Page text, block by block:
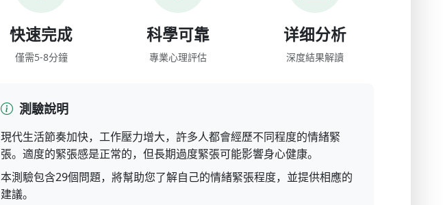
快速完成
僅需5-8分鐘
科學可靠
專業心理評估
详细分析
深度結果解讀
測驗說明
現代生活節奏加快，工作壓力增大，許多人都會經歷不同程度的情緒緊
張。適度的緊張感是正常的，但長期過度緊張可能影響身心健康。
本測驗包含29個問題，將幫助您了解自己的情緒緊張程度，並提供相應的
建議。